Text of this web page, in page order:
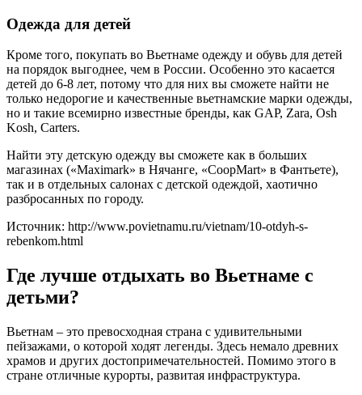
Одежда для детей
Кроме того, покупать во Вьетнаме одежду и обувь для детей
на порядок выгоднее, чем в России. Особенно это касается
детей до 6-8 лет, потому что для них вы сможете найти не
только недорогие и качественные вьетнамские марки одежды,
но и такие всемирно известные бренды, как GAP, Zara, Osh
Kosh, Carters.
Найти эту детскую одежду вы сможете как в больших
магазинах («Maximark» в Нячанге, «CoopMart» в Фантьете),
так и в отдельных салонах с детской одеждой, хаотично
разбросанных по городу.
Источник: http://www.povietnamu.ru/vietnam/10-otdyh-s-
rebenkom.html
Где лучше отдыхать во Вьетнаме с
детьми?
Вьетнам – это превосходная страна с удивительными
пейзажами, о которой ходят легенды. Здесь немало древних
храмов и других достопримечательностей. Помимо этого в
стране отличные курорты, развитая инфраструктура.